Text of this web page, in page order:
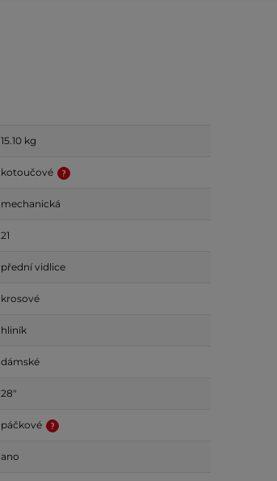
15.10 kg
kotoučové
mechanická
21
přední vidlice
krosové
hliník
dámské
28"
páčkové
ano